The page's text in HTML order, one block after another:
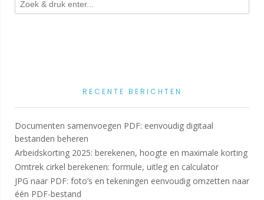
RECENTE BERICHTEN
Documenten samenvoegen PDF: eenvoudig digitaal
bestanden beheren
Arbeidskorting 2025: berekenen, hoogte en maximale korting
Omtrek cirkel berekenen: formule, uitleg en calculator
JPG naar PDF: foto’s en tekeningen eenvoudig omzetten naar
één PDF-bestand